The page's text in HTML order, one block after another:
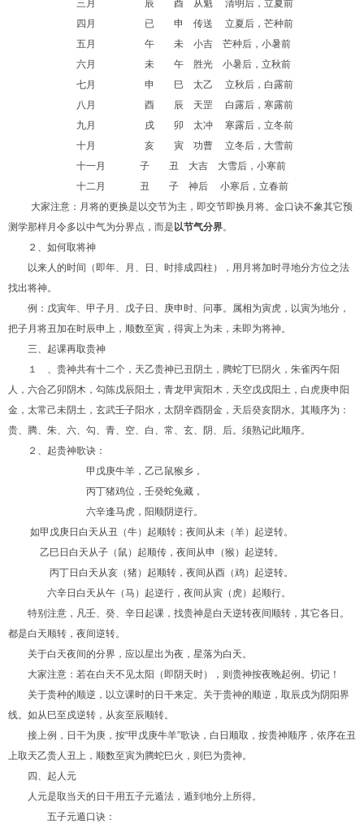
三月 辰 酉 从魁
清明后，立夏前
四月 已 申 传送
立夏后，芒种前
五月 午 未 小吉 芒种后，小暑前
六月 未 午 胜光 小暑后，立秋前
七月 申 巳 太乙
立秋后，白露前
八月 酉 辰 天罡
白露后，寒露前
九月 戌 卯 太冲
寒露后，立冬前
十月 亥 寅 功曹
立冬后，大雪前
十一月 子 丑 大吉 大雪后，小寒前
十二月 丑 子 神后
小寒后，立春前
大家注意：月将的更换是以交节为主，即交节即换月将。金口诀不象其它预
测学那样月令多以中气为分界点，而是 以节气分界。
２、如何取将神
以来人的时间（即年、月、日、时排成四柱），用月将加时寻地分方位之法
找出将神。
例：戊寅年、甲子月、戊子日、庚申时、问事。属相为寅虎，以寅为地分，
把子月将丑加在时辰申上，顺数至寅，得寅上为未，未即为将神。
三、起课再取贵神
１ 、贵神共有十二个，天乙贵神已丑阴土，腾蛇丁巳阴火，朱雀丙午阳
人，六合乙卯阴木，勾陈戊辰阳土，青龙甲寅阳木，天空戊戌阳土，白虎庚申阳
金，太常己未阴土，玄武壬子阳水，太阴辛酉阴金，天后癸亥阴水。其顺序为：
贵、腾、朱、六、勾、青、空、白、常、玄、阴、后。须熟记此顺序。
２、起贵神歌诀：
甲戊庚牛羊，乙己鼠猴乡，
丙丁猪鸡位，壬癸蛇兔藏，
六辛逢马虎，阳顺阴逆行。
如甲戊庚日白天从丑（牛）起顺转；夜间从未（羊）起逆转。
乙巳日白天从子（鼠）起顺传，夜间从申（猴）起逆转。
丙丁日白天从亥（猪）起顺转，夜间从酉（鸡）起逆转。
六辛日白天从午（马）起逆行，夜间从寅（虎）起顺行。
特别注意，凡壬、癸、辛日起课，找贵神是白天逆转夜间顺转，其它各日。
都是白天顺转，夜间逆转。
关于白天夜间的分界，应以星出为夜，星落为白天。
大家注意：若在白天不见太阳（即阴天时），则贵神按夜晚起例。切记！
关于贵种的顺逆，以立课时的日干来定。关于贵神的顺逆，取辰戌为阴阳界
线。如从巳至戍逆转，从亥至辰顺转。
接上例，日干为庚，按“甲戊庚牛羊”歌诀，白日顺取，按贵神顺序，依序在丑
上取天乙贵人丑上，顺数至寅为腾蛇巳火，则巳为贵神。
四、起人元
人元是取当天的日干用五子元遁法，遁到地分上所得。
五子元遁口诀：